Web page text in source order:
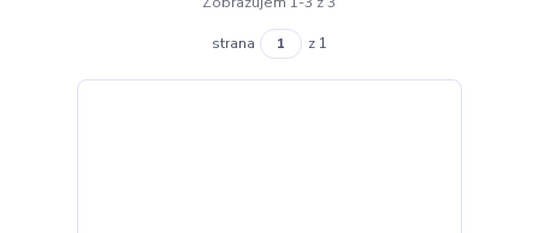
strana z 1